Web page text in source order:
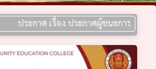
ประกาศ เรื่อง ประกาศผู้ชนะการเสนอราค